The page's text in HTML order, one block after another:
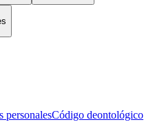
personalesCódigo deontológico